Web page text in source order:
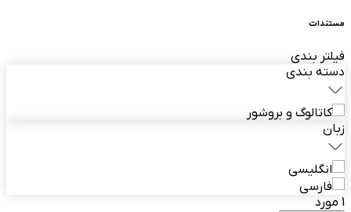
مستندات
فیلتر بندی
دسته بندی
کاتالوگ و بروشور
زبان
انگلیسی
فارسی
1 مورد